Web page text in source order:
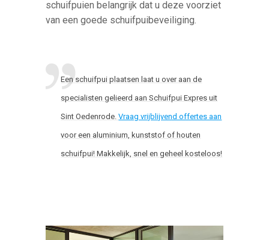
schuifpuien belangrijk dat u deze voorziet
van een goede schuifpuibeveiliging.
Een schuifpui plaatsen laat u over aan de
specialisten gelieerd aan Schuifpui Expres uit
Sint Oedenrode.Vraag vrijblijvend offertes aan
voor een aluminium, kunststof of houten
schuifpui! Makkelijk, snel en geheel kosteloos!